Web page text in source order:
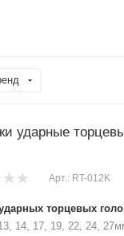
ударные
Арт.: RT-012K
торцевых
14, 17, 19, 22, 24,